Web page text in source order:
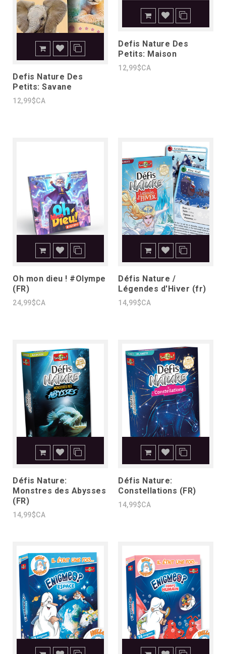
Defis Nature Des
Petits: Savane
12,99$CA
Defis Nature Des
Petits: Maison
12,99$CA
Oh mon dieu ! #Olympe
(FR)
24,99$CA
Défis Nature /
Légendes d'Hiver (fr)
14,99$CA
Défis Nature:
Monstres des Abysses
(FR)
14,99$CA
Défis Nature:
Constellations (FR)
14,99$CA